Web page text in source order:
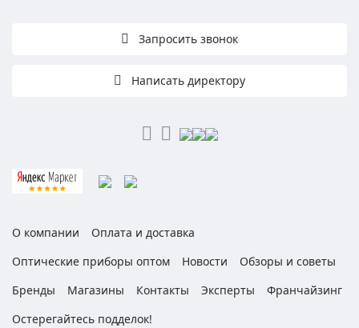
Запросить звонок
Написать директору
О компании
Оплата и доставка
Оптические приборы оптом
Новости
Обзоры и советы
Бренды
Магазины Контакты Эксперты
Франчайзинг
Остерегайтесь подделок!